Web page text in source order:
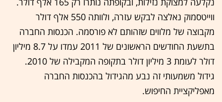
ווייטסמוק נאלצה לבקש עזרה, ולוותה 550 אלף דולר
מקבוצה של מלווים שזהותם לא פורסמה. הכנסות החברה
בתשעת החודשים הראשונים של 2011 עמדו על 8.7 מיליון
דולר לעומת 3 מיליון דולר בתקופה המקבילה של 2010.
גידול משמעותי זה נבע מהגידול בהכנסות החברה
מאפליקציית החיפוש.